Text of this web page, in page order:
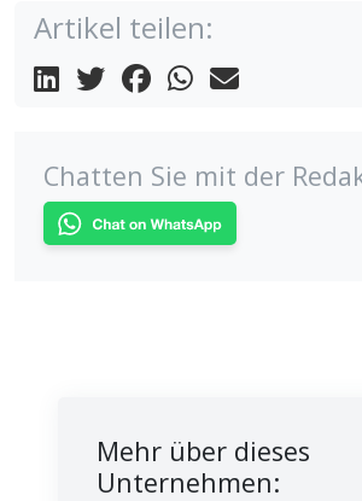
Artikel teilen:
Chatten Sie mit der
Mehr über dieses
Unternehmen: